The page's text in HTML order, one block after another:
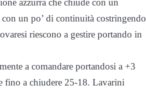
azzurra che chiude con un
un po’ di continuità costringendo
riescono a gestire portando in
a comandare portandosi a +3
fino a chiudere 25-18. Lavarini